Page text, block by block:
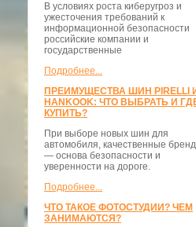
В условиях роста киберугроз и
ужесточения требований к
информационной безопасности
российские компании и
государственные
Подробнее...
ПРЕИМУЩЕСТВА ШИН PIRELLI
HANKOOK: ЧТО ВЫБРАТЬ И
КУПИТЬ?
При выборе новых шин для
автомобиля, качественные
— основа безопасности и
уверенности на дороге.
Подробнее...
ЧТО ТАКОЕ ФОТОСТУДИИ? ЧЕМ
ЗАНИМАЮТСЯ?